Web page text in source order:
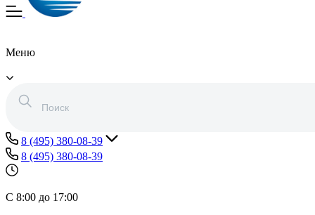
Меню
8 (495) 380-08-39
8 (495) 380-08-39
С 8:00 до 17:00